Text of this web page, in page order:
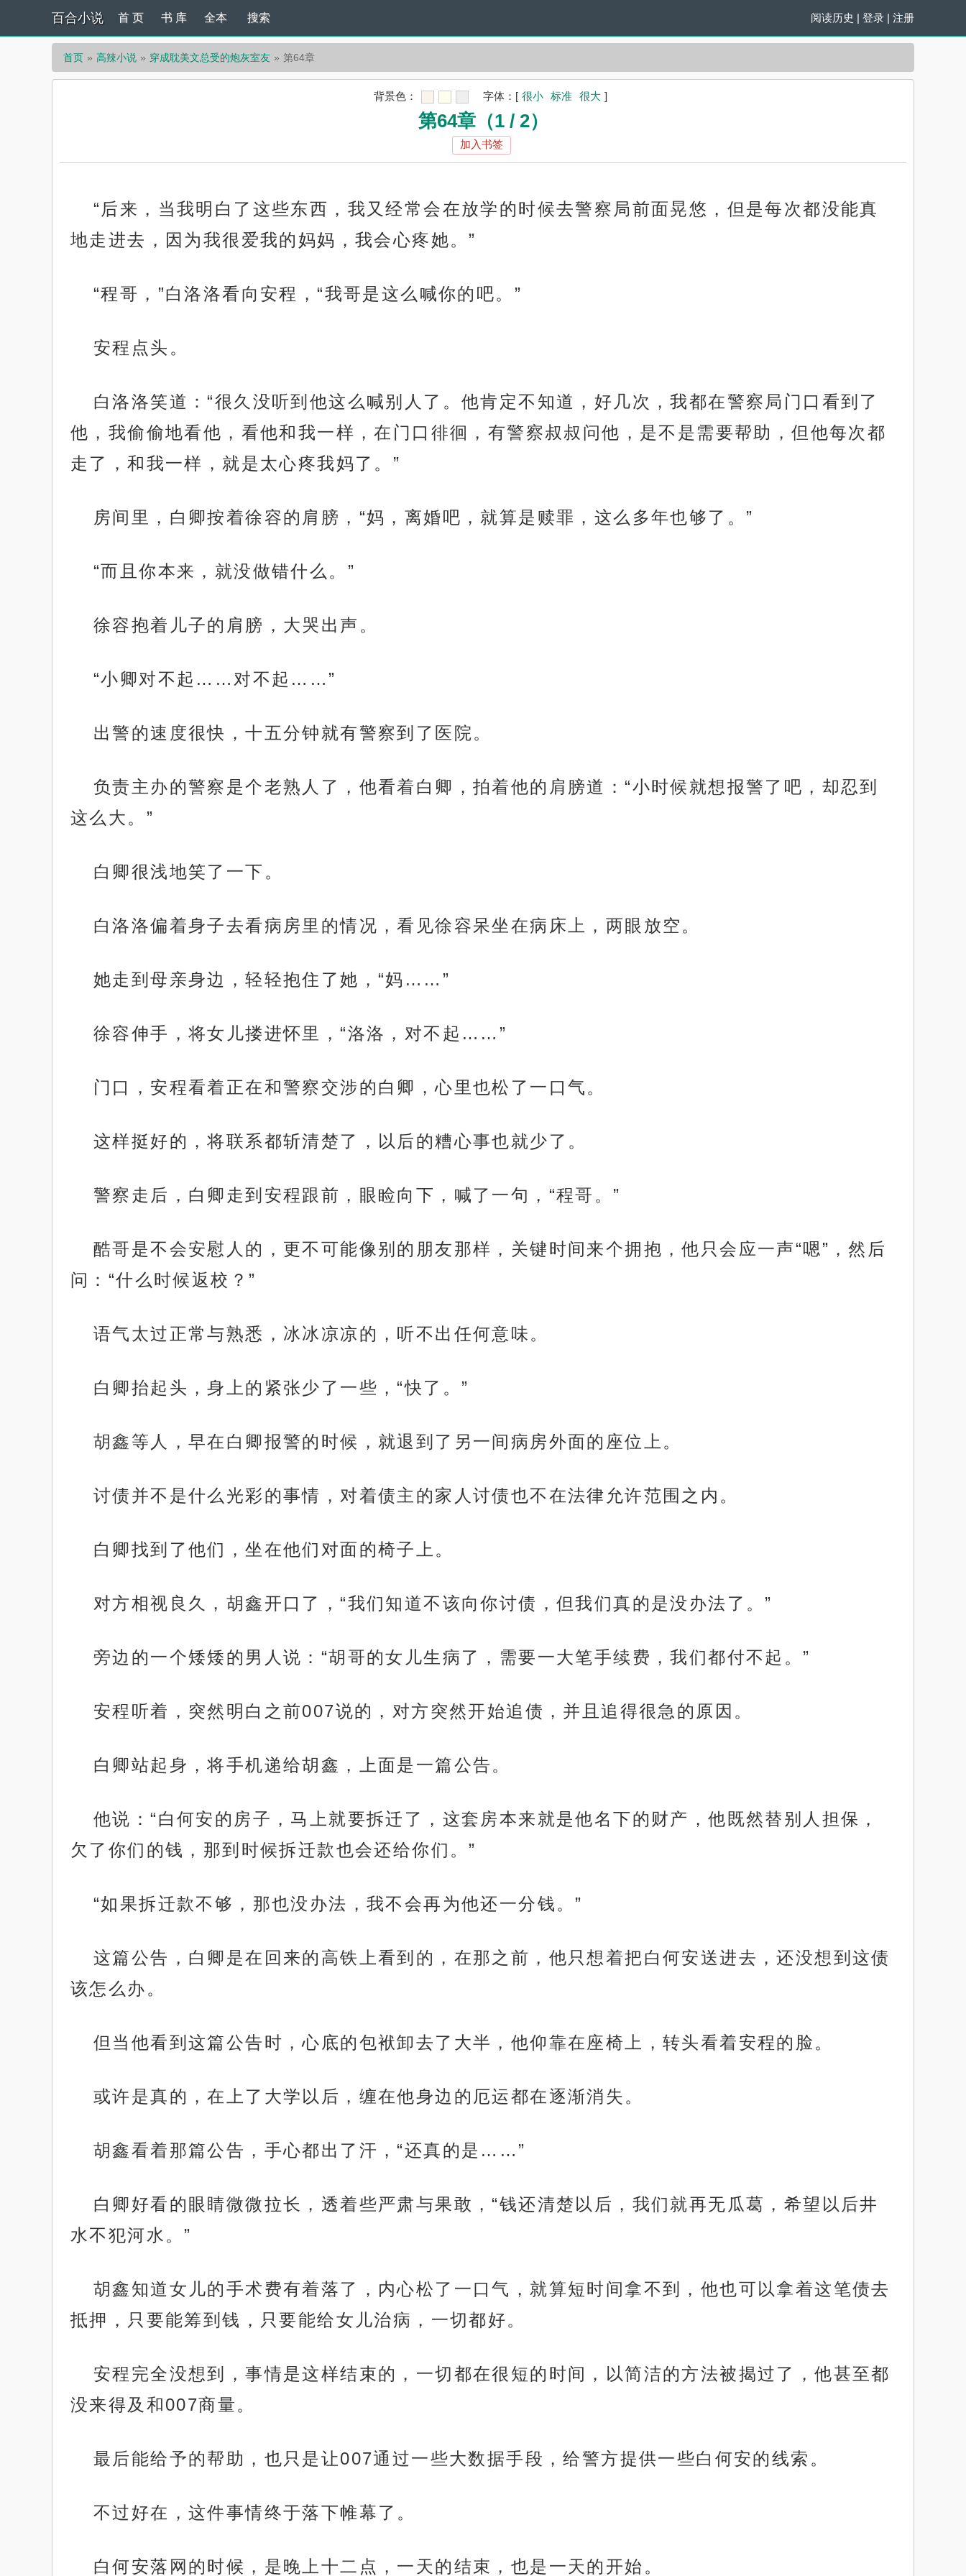
百合小说 阅读历史 | 登录 | 注册
首 页 书 库 全本 搜索
首页 高辣小说 穿成耽美文总受的炮灰室友 第64章
背景色： 字体： [ 很小 标准 很大 ]
第64章（1 / 2）
加入书签
“后来，当我明白了这些东西，我又经常会在放学的时候去警察局前面晃悠，但是每次都没能真
地走进去，因为我很爱我的妈妈，我会心疼她。”
“程哥，”白洛洛看向安程，“我哥是这么喊你的吧。”
安程点头。
白洛洛笑道：“很久没听到他这么喊别人了。他肯定不知道，好几次，我都在警察局门口看到了
他，我偷偷地看他，看他和我一样，在门口徘徊，有警察叔叔问他，是不是需要帮助，但他每次都
走了，和我一样，就是太心疼我妈了。”
房间里，白卿按着徐容的肩膀，“妈，离婚吧，就算是赎罪，这么多年也够了。”
“而且你本来，就没做错什么。”
徐容抱着儿子的肩膀，大哭出声。
“小卿对不起……对不起……”
出警的速度很快，十五分钟就有警察到了医院。
负责主办的警察是个老熟人了，他看着白卿，拍着他的肩膀道：“小时候就想报警了吧，却忍到
这么大。”
白卿很浅地笑了一下。
白洛洛偏着身子去看病房里的情况，看见徐容呆坐在病床上，两眼放空。
她走到母亲身边，轻轻抱住了她，“妈……”
徐容伸手，将女儿搂进怀里，“洛洛，对不起……”
门口，安程看着正在和警察交涉的白卿，心里也松了一口气。
这样挺好的，将联系都斩清楚了，以后的糟心事也就少了。
警察走后，白卿走到安程跟前，眼睑向下，喊了一句，“程哥。”
酷哥是不会安慰人的，更不可能像别的朋友那样，关键时间来个拥抱，他只会应一声“嗯”，然后
问：“什么时候返校？”
语气太过正常与熟悉，冰冰凉凉的，听不出任何意味。
白卿抬起头，身上的紧张少了一些，“快了。”
胡鑫等人，早在白卿报警的时候，就退到了另一间病房外面的座位上。
讨债并不是什么光彩的事情，对着债主的家人讨债也不在法律允许范围之内。
白卿找到了他们，坐在他们对面的椅子上。
对方相视良久，胡鑫开口了，“我们知道不该向你讨债，但我们真的是没办法了。”
旁边的一个矮矮的男人说：“胡哥的女儿生病了，需要一大笔手续费，我们都付不起。”
安程听着，突然明白之前007说的，对方突然开始追债，并且追得很急的原因。
白卿站起身，将手机递给胡鑫，上面是一篇公告。
他说：“白何安的房子，马上就要拆迁了，这套房本来就是他名下的财产，他既然替别人担保，
欠了你们的钱，那到时候拆迁款也会还给你们。”
“如果拆迁款不够，那也没办法，我不会再为他还一分钱。”
这篇公告，白卿是在回来的高铁上看到的，在那之前，他只想着把白何安送进去，还没想到这债
该怎么办。
但当他看到这篇公告时，心底的包袱卸去了大半，他仰靠在座椅上，转头看着安程的脸。
或许是真的，在上了大学以后，缠在他身边的厄运都在逐渐消失。
胡鑫看着那篇公告，手心都出了汗，“还真的是……”
白卿好看的眼睛微微拉长，透着些严肃与果敢，“钱还清楚以后，我们就再无瓜葛，希望以后井
水不犯河水。”
胡鑫知道女儿的手术费有着落了，内心松了一口气，就算短时间拿不到，他也可以拿着这笔债去
抵押，只要能筹到钱，只要能给女儿治病，一切都好。
安程完全没想到，事情是这样结束的，一切都在很短的时间，以简洁的方法被揭过了，他甚至都
没来得及和007商量。
最后能给予的帮助，也只是让007通过一些大数据手段，给警方提供一些白何安的线索。
不过好在，这件事情终于落下帷幕了。
白何安落网的时候，是晚上十二点，一天的结束，也是一天的开始。